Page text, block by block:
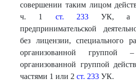
совершении таким лицом
ч. 1 ст. 233УК, а за
предпринимательской
без лицензии, специального
организованной группой
организованной группой
частями 1 или 2 ст. 233 УК.